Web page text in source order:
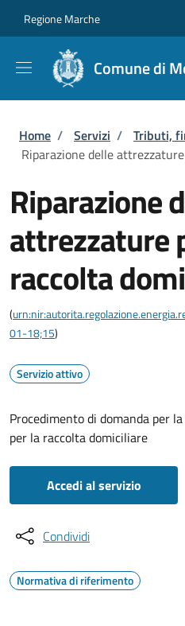
Regione Marche
Comune di
Briciole di pane
Home / Servizi / Tributi,
Riparazione delle
Riparazione
attrezzature
raccolta
(
01-18;15)
Servizio attivo
Procedimento di domanda per
per la raccolta domiciliare
Accedi al servizio
Condividi
Normativa di riferimento